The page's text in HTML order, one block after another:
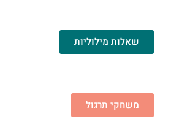
שאלות מילוליות
משחקי תרגול